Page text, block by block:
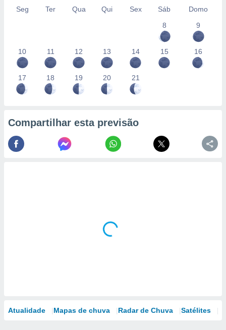
Seg Ter Qua Qui Sex Sáb
Domo
8
9
10 11 12 13 14 15 16
17 18 19 20 21
Compartilhar esta previsão
Atualidade Mapas de chuva Radar de Chuva Satélites